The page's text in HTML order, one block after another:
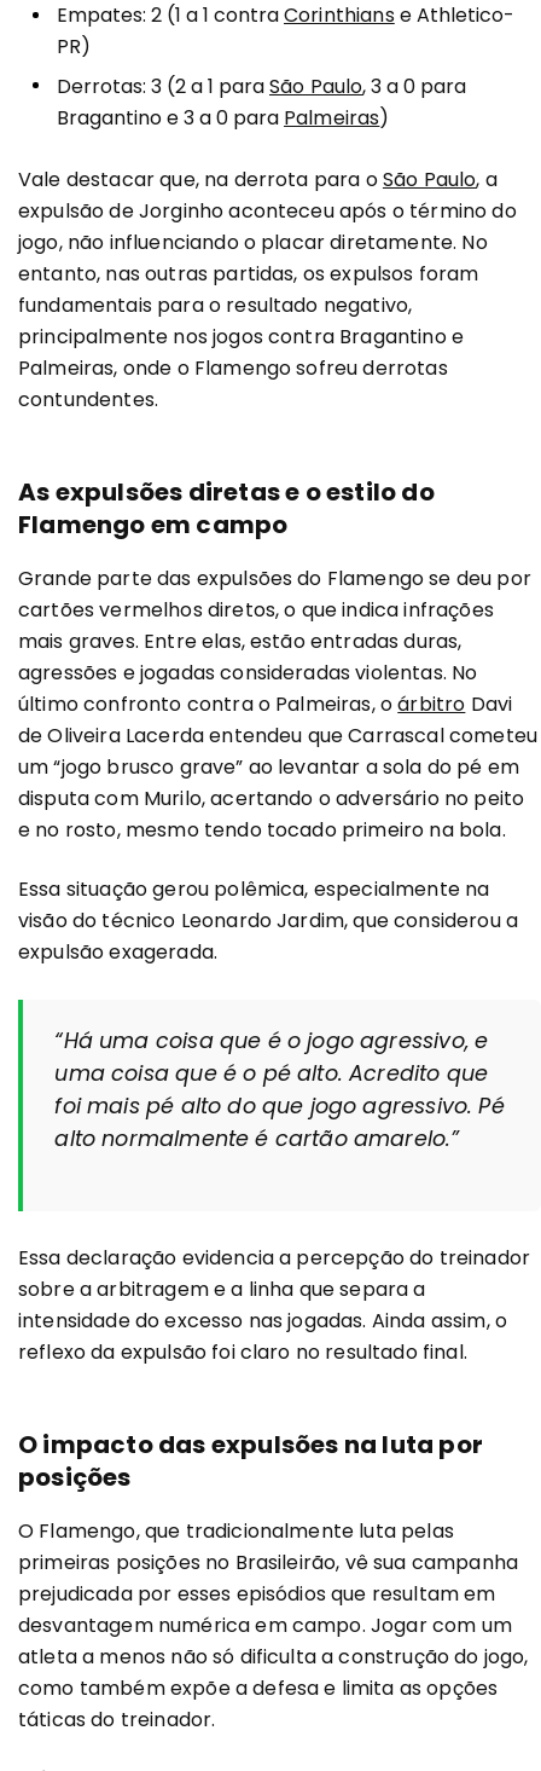
Empates: 2 (1 a 1 contraCorinthianse Athletico-
PR)
Derrotas: 3 (2 a 1 paraSão Paulo, 3 a 0 para
Bragantino e 3 a 0 para Palmeiras)
Vale destacar que, na derrota para oSão Paulo, a
expulsão de Jorginho aconteceu após o término do
jogo, não influenciando o placar diretamente. No
entanto, nas outras partidas, os expulsos foram
fundamentais para o resultado negativo,
principalmente nos jogos contra Bragantino e
Palmeiras, onde o Flamengo sofreu derrotas
contundentes.
As expulsões diretas e o estilo do
Flamengo em campo
Grande parte das expulsões do Flamengo se deu por
cartões vermelhos diretos, o que indica infrações
mais graves. Entre elas, estão entradas duras,
agressões e jogadas consideradas violentas. No
último confronto contra o Palmeiras, oárbitro Davi
de Oliveira Lacerda entendeu que Carrascal cometeu
um “jogo brusco grave” ao levantar a sola do pé em
disputa com Murilo, acertando o adversário no peito
e no rosto, mesmo tendo tocado primeiro na bola.
Essa situação gerou polêmica, especialmente na
visão do técnico Leonardo Jardim, que considerou a
expulsão exagerada.
“Há uma coisa que é o jogo agressivo, e
uma coisa que é o pé alto. Acredito que
foi mais pé alto do que jogo agressivo. Pé
alto normalmente é cartão amarelo.”
Essa declaração evidencia a percepção do treinador
sobre a arbitragem e a linha que separa a
intensidade do excesso nas jogadas. Ainda assim, o
reflexo da expulsão foi claro no resultado final.
O impacto das expulsões na luta por
posições
O Flamengo, que tradicionalmente luta pelas
primeiras posições no Brasileirão, vê sua campanha
prejudicada por esses episódios que resultam em
desvantagem numérica em campo. Jogar com um
atleta a menos não só dificulta a construção do jogo,
como também expõe a defesa e limita as opções
táticas do treinador.